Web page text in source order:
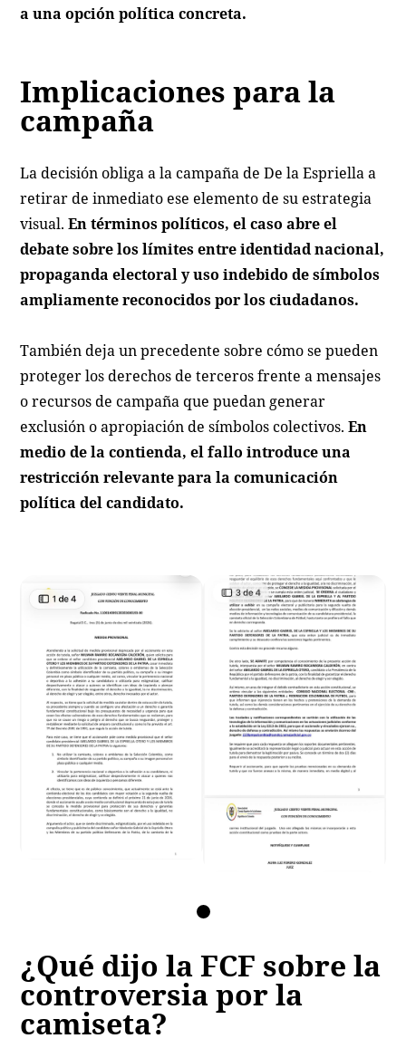
a una opción política concreta.
Implicaciones para la
campaña
La decisión obliga a la campaña de De la Espriella a
retirar de inmediato ese elemento de su estrategia
visual.En términos políticos, el caso abre el
debate sobre los límites entre identidad nacional,
propaganda electoral y uso indebido de símbolos
ampliamente reconocidos por los ciudadanos.
También deja un precedente sobre cómo se pueden
proteger los derechos de terceros frente a mensajes
o recursos de campaña que puedan generar
exclusión o apropiación de símbolos colectivos.En
medio de la contienda, el fallo introduce una
restricción relevante para la comunicación
política del candidato.
¿Qué dijo la FCF sobre la
controversia por la
camiseta?